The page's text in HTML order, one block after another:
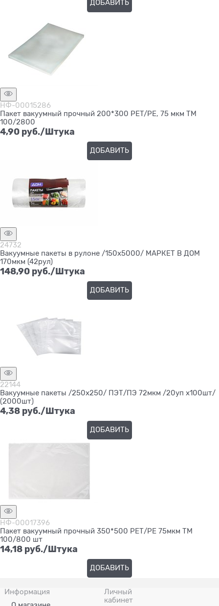
ДОБАВИТЬ
НФ-00015286
Пакет вакуумный прочный 200*300 PET/PE, 75 мкм ТМ
100/2800
4,90 руб./Штука
ДОБАВИТЬ
24732
Вакуумные пакеты в рулоне /150х5000/ МАРКЕТ В ДОМ
170мкм (42рул)
148,90 руб./Штука
ДОБАВИТЬ
22144
Вакуумные пакеты /250х250/ ПЭТ/ПЭ 72мкм /20уп х100шт/
(2000шт)
4,38 руб./Штука
ДОБАВИТЬ
НФ-00017396
Пакет вакуумный прочный 350*500 РЕТ/РЕ 75мкм ТМ
100/800 шт
14,18 руб./Штука
ДОБАВИТЬ
Информация
Личный
кабинет